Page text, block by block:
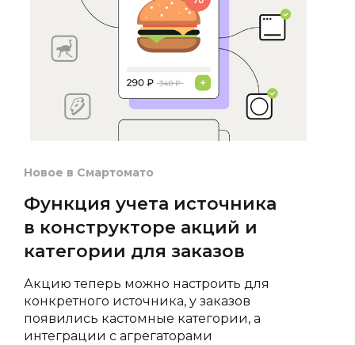
Новое в Смартомато
Функция учета источника
в конструкторе акций и
категории для заказов
Акцию теперь можно настроить для
конкретного источника, у заказов
появились кастомные категории, а
интеграции с агрегаторами